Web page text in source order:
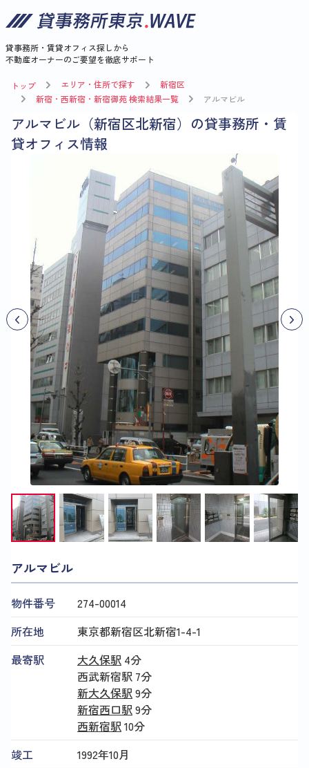
貸事務所・賃貸オフィス探しから
不動産オーナーのご要望を徹底サポート
トップ エリア・住所で探す
新宿区
新宿・西新宿・新宿御苑 検索結果一覧
アルマビル
アルマビル（新宿区北新宿）の貸事務所・賃
貸オフィス情報
アルマビル
物件番号
274​-​00014
所在地
東京都新宿区北新宿1-4-1
最寄駅
大久保駅 4分
西武新宿駅 7分
新大久保駅9分
新宿西口駅9分
西新宿駅10分
竣工
1992年10月